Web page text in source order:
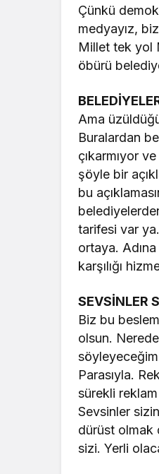
Çünkü
medyayız,
Millet tek yol
öbürü
Ama
Buralardan
çıkarmıyor
şöyle bir
bu
tarifesi var
ortaya.
karşılığı
SEVSİNLER
Biz bu
olsun.
Parasıyla.
sürekli
Sevsinler
dürüst olmak
sizi. Yerli